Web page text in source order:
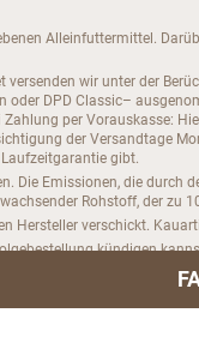
Alleinfuttermittel.
wir unter der
DPD Classic–
per Vorauskasse:
der Versandtage
gibt.
Die Emissionen, die
Rohstoff, der zu
Hersteller verschickt.
kündigen